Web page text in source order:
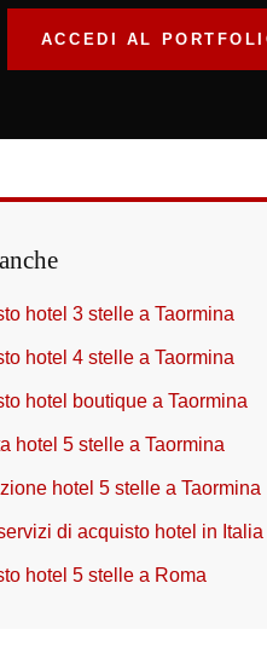
ACCEDI AL
hotel 3 stelle a Taormina
hotel 4 stelle a Taormina
hotel boutique a Taormina
hotel 5 stelle a Taormina
hotel 5 stelle a Taormina
di acquisto hotel in Italia
hotel 5 stelle a Roma